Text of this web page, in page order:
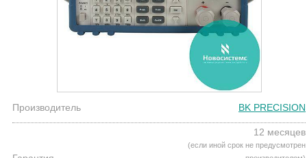
Производитель BK PRECISION
12 месяцев
(если иной срок не предусмотрен